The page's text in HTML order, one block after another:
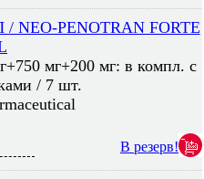
PENOTRAN FORTE
мг+200 мг: в компл. с
/ 7 шт.
В резерв!